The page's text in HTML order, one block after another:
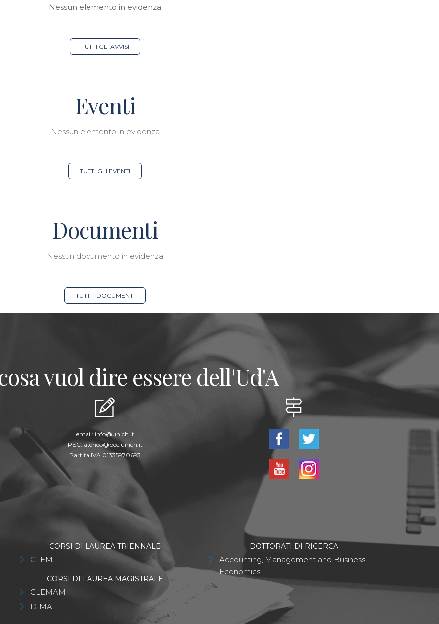
Nessun elemento in evidenza
TUTTI GLI AVVISI
Eventi
Nessun elemento in evidenza
TUTTI GLI EVENTI
Documenti
Nessun documento in evidenza
TUTTI I DOCUMENTI
vuol dire essere dell'Ud'A
email: info@unich.it
PEC: ateneo@pec.unich.it
Partita IVA 01335970693
CORSI DI LAUREA TRIENNALE
CLEM
CORSI DI LAUREA MAGISTRALE
CLEMAM
DIMA
DOTTORATI DI RICERCA
Accounting, Management and Business
Economics